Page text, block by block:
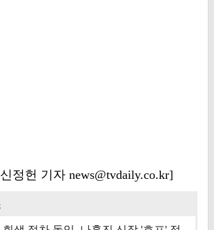
정헌 기자 news@tvdaily.co.kr]